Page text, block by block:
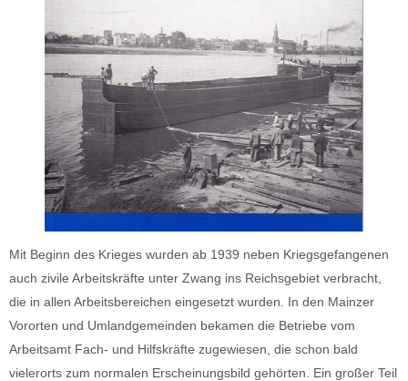
Mit Beginn des Krieges wurden ab 1939 neben Kriegsgefangenen
auch zivile Arbeitskräfte unter Zwang ins Reichsgebiet verbracht,
die in allen Arbeitsbereichen eingesetzt wurden. In den Mainzer
Vororten und Umlandgemeinden bekamen die Betriebe vom
Arbeitsamt Fach- und Hilfskräfte zugewiesen, die schon bald
vielerorts zum normalen Erscheinungsbild gehörten. Ein großer Teil